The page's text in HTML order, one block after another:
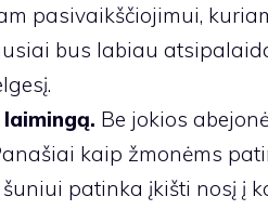
pasivaikščiojimui,
bus labiau
Be jokios
kaip žmonėms
patinka įkišti nosį į